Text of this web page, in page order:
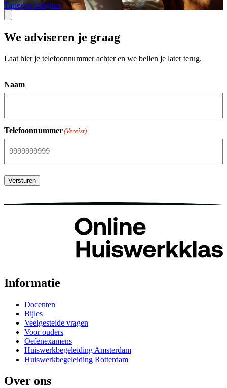
Tarieven bekijken
We adviseren je graag
Laat hier je telefoonnummer achter en we bellen je later terug.
Naam
Telefoonnummer(Vereist)
Versturen
Informatie
Docenten
Bijles
Veelgestelde vragen
Voor ouders
Oefenexamens
Huiswerkbegeleiding Amsterdam
Huiswerkbegeleiding Rotterdam
Over ons